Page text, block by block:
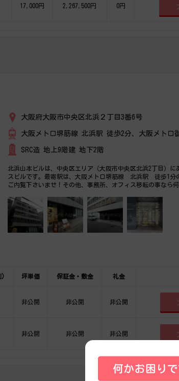
17,000円 2,267,500円 0円
大阪府大阪市中央区北浜２丁目3番6号
大阪メトロ堺筋線 北浜駅 徒歩2分、大阪メトロ
SRC造 地上9階建 地下2階
北浜山本ビルは、中央区エリア（大阪市中央区北浜2丁目）に
スビルです。最寄駅は、大阪メトロ堺筋線 北浜駅 徒歩1分
ご内覧下さいませ！その他、事務所、オフィス移転の事なら
) 坪単価 保証金・敷金 礼金
非公開 非公開 非公開
非公開 非公開 非公開